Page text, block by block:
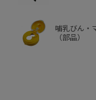
哺乳びん・
（部品）